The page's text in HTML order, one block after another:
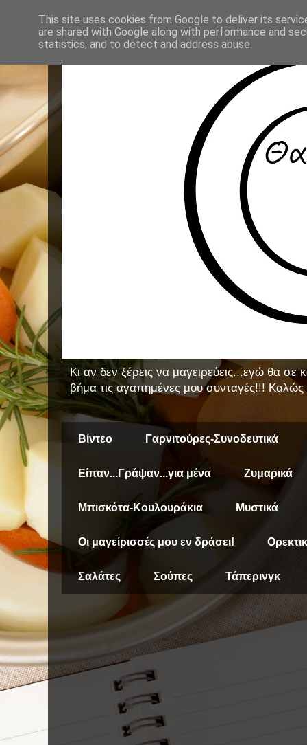
Κι αν δεν ξέρεις να μαγειρεύεις...εγώ θα
βήμα τις αγαπημένες μου συνταγές!!! Καλώς
Βίντεο Γαρνιτούρες-Συνοδευτικά
Είπαν...Γράψαν...για μένα Ζυμαρικά
Μπισκότα-Κουλουράκια Μυστικά
Οι μαγείρισσές μου εν δράσει!
Σαλάτες Σούπες Τάπερινγκ
This site uses cookies from Google to deliver its
are shared with Google along with performance and
statistics, and to detect and address abuse.